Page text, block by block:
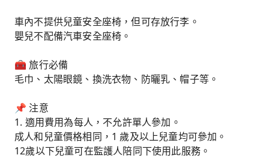
車內不提供兒童安全座椅，但可存放行李。
嬰兒不配備汽車安全座椅。
🧰 旅行必備
毛巾、太陽眼鏡、換洗衣物、防曬乳、帽子等。
📌 注意
1. 適用費用為每人，不允許單人參加。
成人和兒童價格相同，1 歲及以上兒童均可參加。
12歲以下兒童可在監護人陪同下使用此服務。